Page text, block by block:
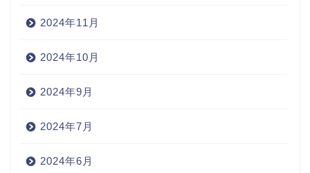
2024年11月
2024年10月
2024年9月
2024年7月
2024年6月